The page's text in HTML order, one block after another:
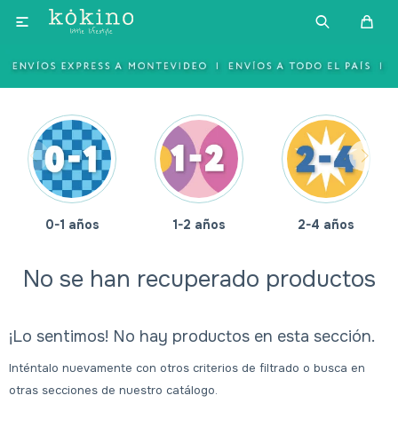

0-1 años 1-2 años 2-4 años
No se han recuperado productos
¡Lo sentimos! No hay productos en esta sección.
Inténtalo nuevamente con otros criterios de filtrado o busca en
otras secciones de nuestro catálogo.